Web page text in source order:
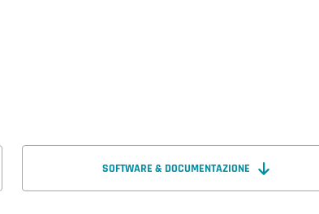
SOFTWARE & DOCUMENTAZIONE